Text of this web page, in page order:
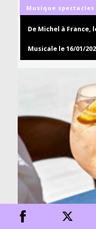
Musique spectacles
De Michel à France,
Musicale le 16/01/